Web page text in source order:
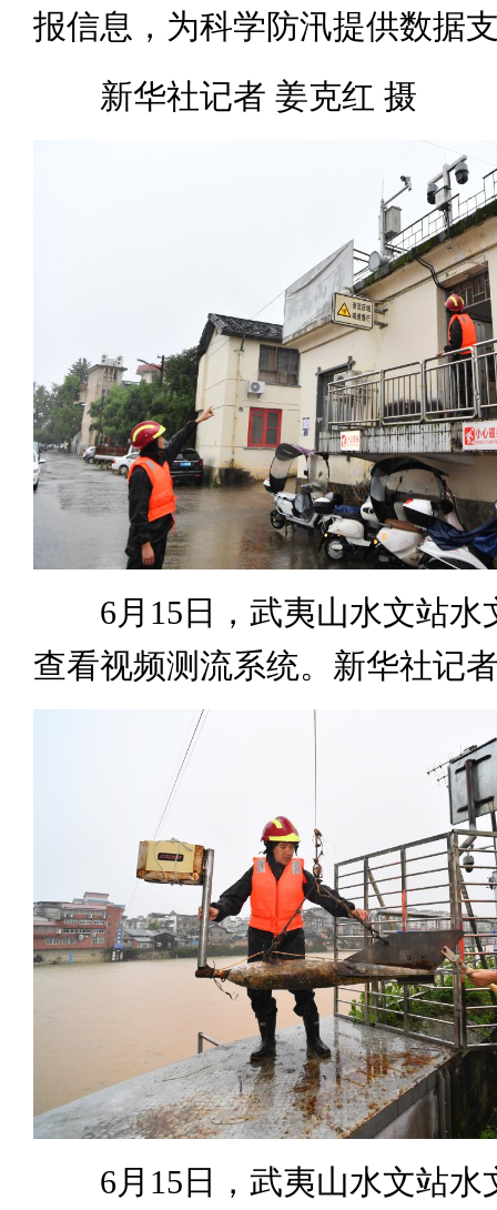
报信息，为科学防汛提供数据
新华社记者 姜克红 摄
6月15日，武夷山水文站水
查看视频测流系统。新华社记
6月15日，武夷山水文站水